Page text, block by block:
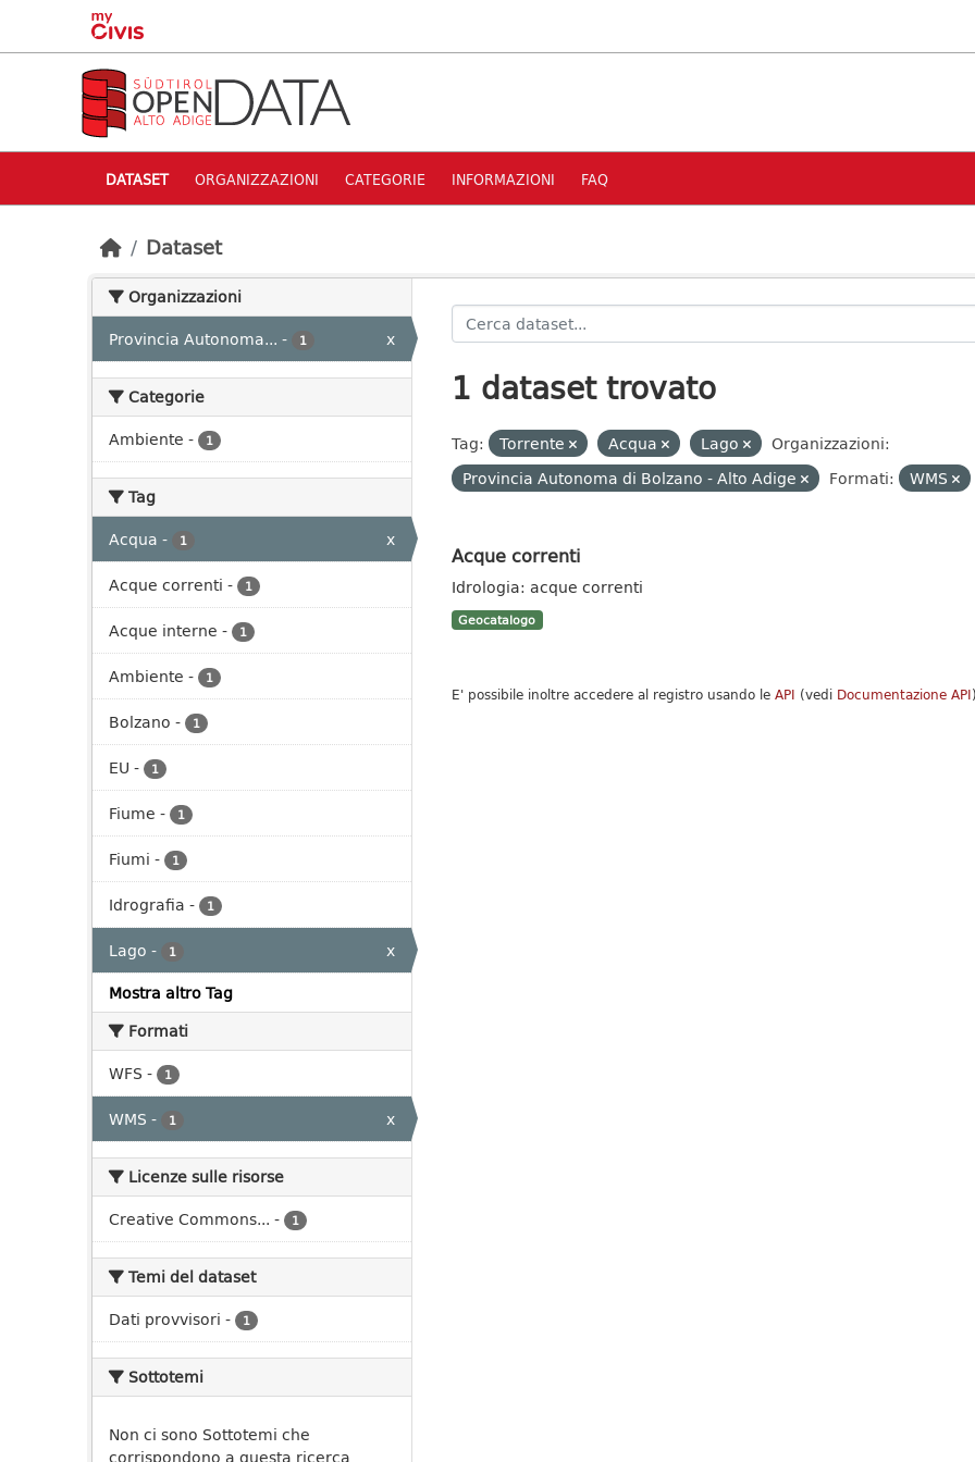
Skip to main content
DATASET ORGANIZZAZIONI CATEGORIE INFORMAZIONI FAQ
Dataset
Organizzazioni
Provincia Autonoma... - 1 x
Categorie
Ambiente - 1
Tag
Acqua - 1
x
Acque correnti - 1
Acque interne - 1
Ambiente - 1
Bolzano - 1
EU - 1
Fiume - 1
Fiumi - 1
Idrografia - 1
Lago - 1
x
Mostra altro Tag
Formati
WFS - 1
WMS - 1 x
Licenze sulle risorse
Creative Commons... - 1
Temi del dataset
Dati provvisori - 1
Sottotemi
Non ci sono Sottotemi che
corrispondono a questa ricerca
1 dataset trovato
Tag: Torrente Acqua Lago
Organizzazioni:
Provincia Autonoma di Bolzano - Alto Adige
Formati: WMS
Acque correnti
Idrologia: acque correnti
Geocatalogo
E' possibile inoltre accedere al registro usando le API (vedi Documentazione API